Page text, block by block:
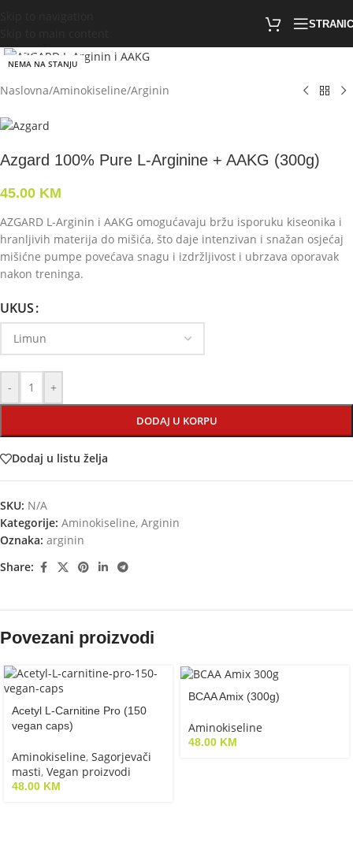
NEMA NA STANJU
Naslovna/Aminokiseline/Arginin
Azgard 100% Pure L-Arginine + AAKG (300g)
45.00 KM
AZGARD L-Arginin i AAKG omogućavaju bržu isporuku kiseonika i
hranljivih materija do mišića, što daje intenzivan i snažan osjećaj
mišićne pumpe povećava snagu i izdržljivost i ubrzava oporavak
nakon treninga.
UKUS
- +
DODAJ U KORPU
Dodaj u listu želja
SKU: N/A
Kategorije: Aminokiseline, Arginin
Oznaka: arginin
Share:
Povezani proizvodi
Acetyl L-Carnitine Pro (150
vegan caps)
Aminokiseline, Sagorjevači
masti, Vegan proizvodi
48.00 KM
BCAA Amix (300g)
Aminokiseline
48.00 KM